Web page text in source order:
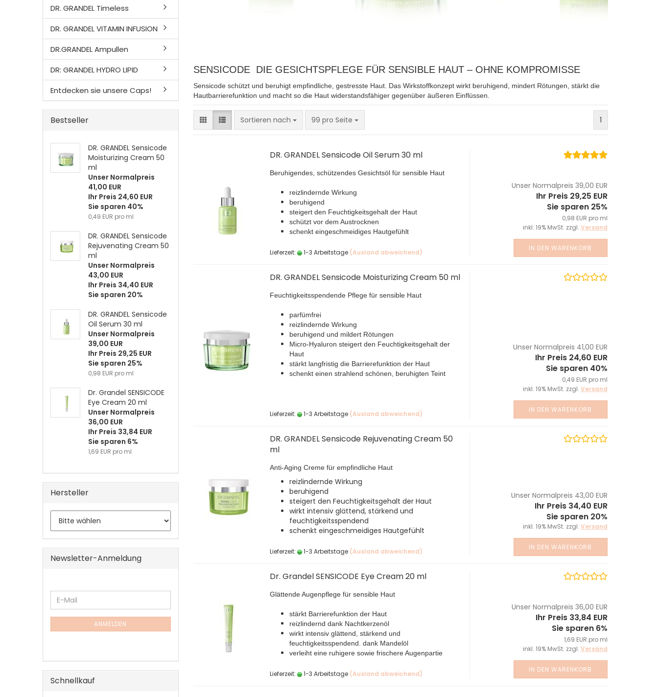
SENSICODE DIE GESICHTSPFLEGE FÜR SENSIBLE HAUT – OHNE KOMPROMISSE
Sensicode schützt und beruhigt empfindliche, gestresste Haut. Das Wirkstoffkonzept wirkt beruhigend, mindert Rötungen, stärkt die
Hautbarrierefunktion und macht so die Haut widerstandsfähiger gegenüber äußeren Einflüssen.
Sortieren nach
Sortieren nach 99 pro Seite
pro Seite 1
DR. GRANDEL Sensicode Oil Serum 30 ml
Beruhigendes, schützendes Gesichtsöl für sensible Haut
reizlindernde Wirkung
beruhigend
steigert den Feuchtigkeitsgehalt der Haut
schützt vor dem Austrocknen
schenkt eingeschmeidiges Hautgefühlt
Lieferzeit: 1-3 Arbeitstage (Ausland abweichend)
Unser Normalpreis 39,00 EUR
Ihr Preis 29,25 EUR
Sie sparen 25%
0,98 EUR pro ml
inkl. 19% MwSt. zzgl. Versand
IN DEN WARENKORB
DR. GRANDEL Sensicode Moisturizing Cream 50 ml
Feuchtigkeitsspendende Pflege für sensible Haut
parfümfrei
reizlindernde Wirkung
beruhigend und mildert Rötungen
Micro-Hyaluron steigert den Feuchtigkeitsgehalt der
Haut
stärkt langfristig die Barrierefunktion der Haut
schenkt einen strahlend schönen, beruhigten Teint
Lieferzeit: 1-3 Arbeitstage (Ausland abweichend)
Unser Normalpreis 41,00 EUR
Ihr Preis 24,60 EUR
Sie sparen 40%
0,49 EUR pro ml
inkl. 19% MwSt. zzgl. Versand
IN DEN WARENKORB
DR. GRANDEL Sensicode Rejuvenating Cream 50
ml
Anti-Aging Creme für empfindliche Haut
reizlindernde Wirkung
beruhigend
steigert den Feuchtigkeitsgehalt der Haut
wirkt intensiv glättend, stärkend und
feuchtigkeitsspendend
schenkt eingeschmeidiges Hautgefühlt
Lieferzeit: 1-3 Arbeitstage (Ausland abweichend)
Unser Normalpreis 43,00 EUR
Ihr Preis 34,40 EUR
Sie sparen 20%
inkl. 19% MwSt. zzgl. Versand
IN DEN WARENKORB
Dr. Grandel SENSICODE Eye Cream 20 ml
Glättende Augenpflege für sensible Haut
stärkt Barrierefunktion der Haut
reizlindernd dank Nachtkerzenöl
wirkt intensiv glättend, stärkend und
feuchtigkeitsspendend. dank Mandelöl
verleiht eine ruhigere sowie frischere Augenpartie
Lieferzeit: 1-3 Arbeitstage (Ausland abweichend)
Unser Normalpreis 36,00 EUR
Ihr Preis 33,84 EUR
Sie sparen 6%
1,69 EUR pro ml
inkl. 19% MwSt. zzgl. Versand
IN DEN WARENKORB
DR. GRANDEL Timeless
DR. GRANDEL VITAMIN INFUSION
DR.GRANDEL Ampullen
DR: GRANDEL HYDRO LIPID
Entdecken sie unsere Caps!
Bestseller
DR. GRANDEL Sensicode
Moisturizing Cream 50
ml
Unser Normalpreis
41,00 EUR
Ihr Preis 24,60 EUR
Sie sparen 40%
0,49 EUR pro ml
DR. GRANDEL Sensicode
Rejuvenating Cream 50
ml
Unser Normalpreis
43,00 EUR
Ihr Preis 34,40 EUR
Sie sparen 20%
DR. GRANDEL Sensicode
Oil Serum 30 ml
Unser Normalpreis
39,00 EUR
Ihr Preis 29,25 EUR
Sie sparen 25%
0,98 EUR pro ml
Dr. Grandel SENSICODE
Eye Cream 20 ml
Unser Normalpreis
36,00 EUR
Ihr Preis 33,84 EUR
Sie sparen 6%
1,69 EUR pro ml
Hersteller
Newsletter-Anmeldung
WEITER
ZUR
NEWSLETTER-
E-
Mail
ANMELDEN
Schnellkauf